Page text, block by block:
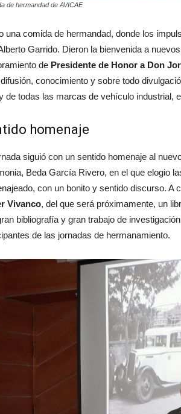
de hermandad de AVICAE
una comida de hermandad, donde los
Garrido. Dieron la bienvenida a
de Presidente de Honor a Don
conocimiento y sobre todo
de todas las marcas de vehículo industrial,
homenaje
siguió con un sentido homenaje al
Beda García Rivero, en el que elogio
con un bonito y sentido discurso. A
Vivanco, del que será próximamente, un
bibliografía y gran trabajo de
de las jornadas de hermanamiento.